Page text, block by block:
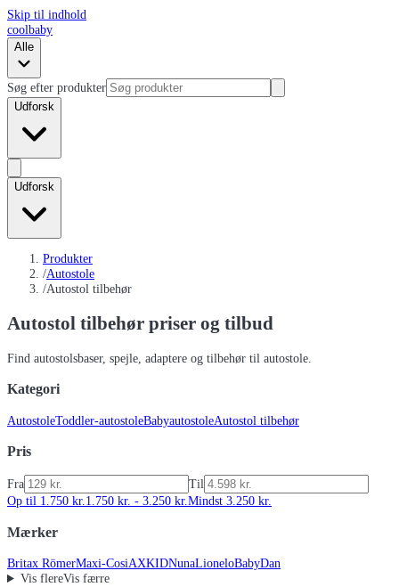
Skip til indhold
coolbaby
Alle
Søg efter produkter
Udforsk
Udforsk
Produkter
/Autostole
/Autostol tilbehør
Autostol tilbehør priser og tilbud
Find autostolsbaser, spejle, adaptere og tilbehør til autostole.
Kategori
AutostoleToddler-autostoleBabyautostoleAutostol tilbehør
Pris
Fra
Til
Op til 1.750 kr.1.750 kr. - 3.250 kr.Mindst 3.250 kr.
Mærker
Britax RömerMaxi-CosiAXKIDNunaLioneloBabyDan
Vis flereVis færre